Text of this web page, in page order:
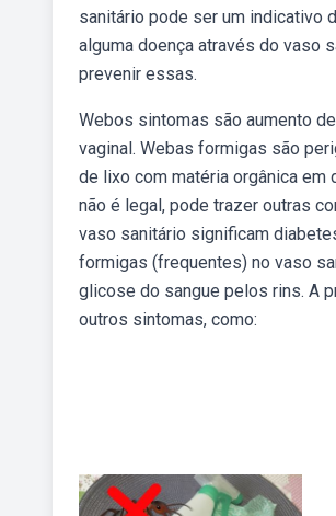
sanitário pode ser um indicativo
alguma doença através do vaso
prevenir essas.
Webos sintomas são aumento
vaginal. Webas formigas são
de lixo com matéria orgânica em
não é legal, pode trazer outras
vaso sanitário significam
formigas (frequentes) no vaso
glicose do sangue pelos rins. A
outros sintomas, como: